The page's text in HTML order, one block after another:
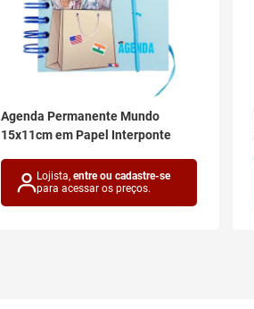
Agenda Permanente Mundo
15x11cm em Papel Interponte
Lojista, entre ou cadastre-se
para acessar os preços.